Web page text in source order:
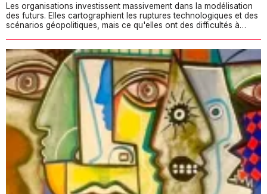
Les organisations investissent massivement dans la modélisation
des futurs. Elles cartographient les ruptures technologiques et des
scénarios géopolitiques, mais ce qu'elles ont des difficultés à…